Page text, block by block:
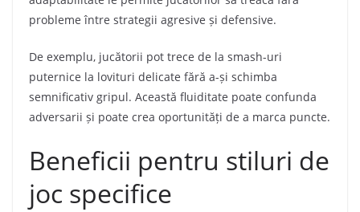
probleme între strategii agresive și defensive.
De exemplu, jucătorii pot trece de la smash-uri
puternice la lovituri delicate fără a-și schimba
semnificativ gripul. Această fluiditate poate confunda
adversarii și poate crea oportunități de a marca puncte.
Beneficii pentru stiluri de
joc specifice